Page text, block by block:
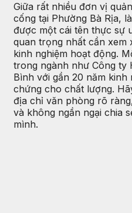
Giữa rất nhiều đơn vị
cống tại Phường Bà Rịa,
được một cái tên thực sự
quan trọng nhất cần xem
kinh nghiệm hoạt động.
trong ngành như Công ty
Bình với gần 20 năm kinh
chứng cho chất lượng.
địa chỉ văn phòng rõ
và không ngần ngại chia
mình.